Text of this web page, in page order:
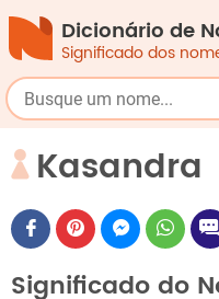
Dicionário de
Significado dos
Kasandra
Significado do